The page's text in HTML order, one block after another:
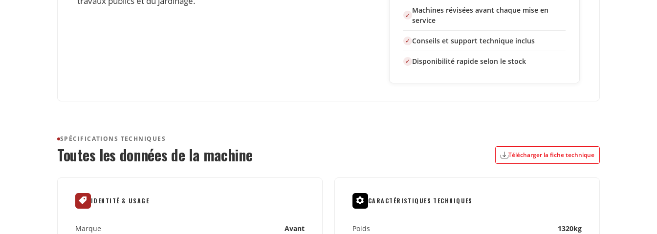
Machines révisées avant chaque mise en
service
Conseils et support technique inclus
Disponibilité rapide selon le stock
SPÉCIFICATIONS TECHNIQUES
Toutes les données de la machine Télécharger la fiche technique
IDENTITÉ & USAGE
Marque Avant
CARACTÉRISTIQUES TECHNIQUES
Poids 1320kg